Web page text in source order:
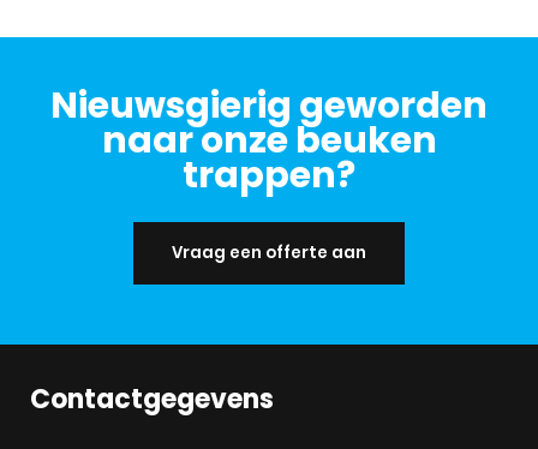
Nieuwsgierig geworden
naar onze beuken
trappen?
Vraag een offerte aan
Contactgegevens